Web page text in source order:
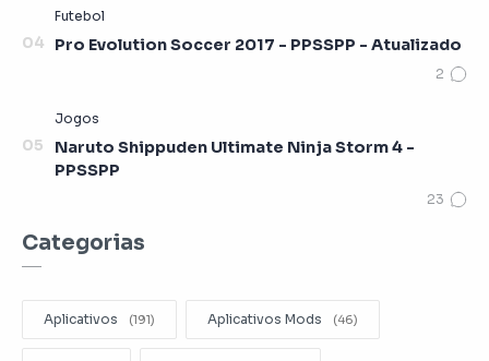
Pro Evolution Soccer 2017 - PPSSPP - Atualizado
Naruto Shippuden Ultimate Ninja Storm 4 -
PPSSPP
Categorias
Aplicativos Aplicativos Mods